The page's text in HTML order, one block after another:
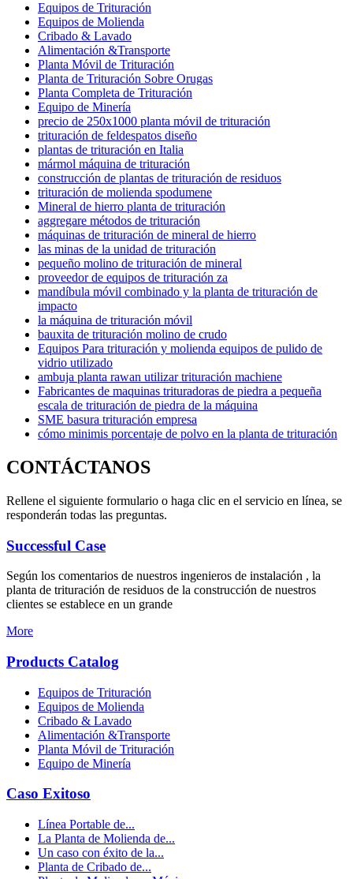
Equipos de Trituración
Equipos de Molienda
Cribado & Lavado
Alimentación &Transporte
Planta Móvil de Trituración
Planta de Trituración Sobre Orugas
Planta Completa de Trituración
Equipo de Minería
precio de 250x1000 planta móvil de trituración
trituración de feldespatos diseño
plantas de trituración en Italia
mármol máquina de trituración
construcción de plantas de trituración de residuos
trituración de molienda spodumene
Mineral de hierro planta de trituración
aggregare métodos de trituración
máquinas de trituración de mineral de hierro
las minas de la unidad de trituración
pequeño molino de trituración de mineral
proveedor de equipos de trituración za
mandíbula móvil combinado y la planta de trituración de
impacto
la máquina de trituración móvil
bauxita de trituración molino de crudo
Equipos Para trituración y molienda equipos de pulido de
vidrio utilizado
ambuja planta rawan utilizar trituración machiene
Fabricantes de maquinas trituradoras de piedra a pequeña
escala de trituración de piedra de la máquina
SME basura trituración empresa
cómo minimis porcentaje de polvo en la planta de trituración
CONTÁCTANOS
Rellene el siguiente formulario o haga clic en el servicio en línea, se
responderán todas las preguntas.
Successful Case
Según los comentarios de nuestros ingenieros de instalación , la
planta de trituración de residuos de la construcción de nuestros
clientes se establece en un grande
More
Products Catalog
Equipos de Trituración
Equipos de Molienda
Cribado & Lavado
Alimentación &Transporte
Planta Móvil de Trituración
Equipo de Minería
Caso Exitoso
Línea Portable de...
La Planta de Molienda de...
Un caso con éxito de la...
Planta de Cribado de...